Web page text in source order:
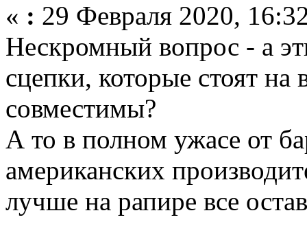
« : 29 Февраля 2020,
Нескромный вопрос - а
сцепки, которые стоят на
совместимы?
А то в полном ужасе от
американских
лучше на рапире все